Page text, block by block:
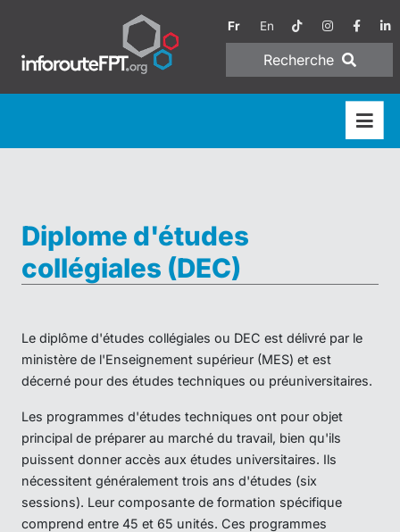
Fr En
Recherche
Diplome d'études
collégiales (DEC)
Le diplôme d'études collégiales ou DEC est délivré par le
ministère de l'Enseignement supérieur (MES) et est
décerné pour des études techniques ou préuniversitaires.
Les programmes d'études techniques ont pour objet
principal de préparer au marché du travail, bien qu'ils
puissent donner accès aux études universitaires. Ils
nécessitent généralement trois ans d'études (six
sessions). Leur composante de formation spécifique
comprend entre 45 et 65 unités. Ces programmes